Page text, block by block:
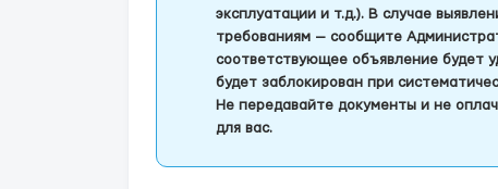
эксплуатации и т.д.). В случае
требованиям — сообщите
соответствующее объявление будет
будет заблокирован при
Не передавайте документы и не
для вас.